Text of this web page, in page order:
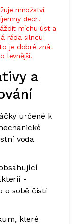
množství
dech.
míchu úst a
ráda silnou
je dobré znát
levnější.
a
určené k
voda
-
o sobě čistí
které